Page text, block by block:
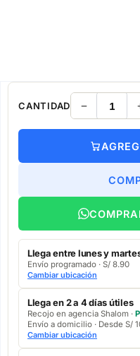
CANTIDAD
Llega entre lunes y
Envío programado · S/ 8.90
Cambiar ubicación
Llega en 2 a 4 días útiles
Recojo en agencia Shalom ·
Envío a domicilio · Desde S/
Cambiar ubicación